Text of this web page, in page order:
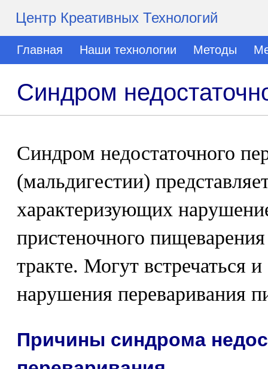
Центр Креативных Технологий
Главная Наши технологии Методы
Синдром
Синдром недостаточного
(мальдигестии)
характеризующих
пристеночного
тракте. Могут
нарушения переваривания
Причины синдрома